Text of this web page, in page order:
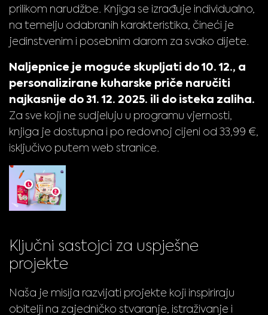
prilikom narudžbe. Knjiga se izrađuje individualno,
na temelju odabranih karakteristika, čineći je
jedinstvenim i posebnim darom za svako dijete.
Naljepnice je moguće skupljati do 10. 12., a
personalizirane kuharske priče naručiti
najkasnije do 31. 12. 2025. ili do isteka zaliha.
Za sve koji ne sudjeluju u programu vjernosti,
knjiga je dostupna i po redovnoj cijeni od 33,99 €,
isključivo putem web stranice.
Ključni sastojci za uspješne
projekte
Naša je misija razvijati projekte koji inspiriraju
obitelji na zajedničko stvaranje, istraživanje i